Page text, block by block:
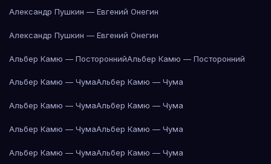
Александр Пушкин — Евгений Онегин
Александр Пушкин — Евгений Онегин
Альбер Камю — ПостороннийАльбер Камю — Посторонний
Альбер Камю — ЧумаАльбер Камю — Чума
Альбер Камю — ЧумаАльбер Камю — Чума
Альбер Камю — ЧумаАльбер Камю — Чума
Альбер Камю — ЧумаАльбер Камю — Чума